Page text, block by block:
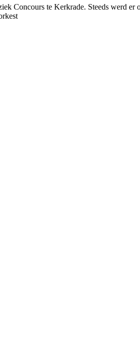
Concours te Kerkrade. Steeds werd er